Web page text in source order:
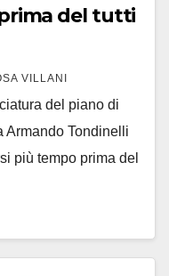
del tutti
VILLANI
del piano di
Armando Tondinelli
più tempo prima del